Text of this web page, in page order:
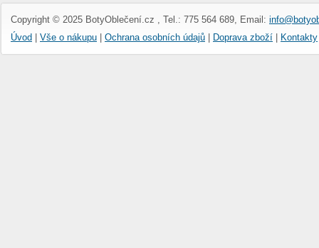
Copyright © 2025 BotyOblečení.cz , Tel.: 775 564 689, Email:
Úvod | Vše o nákupu | Ochrana osobních údajů | Doprava zboží | Kontakty